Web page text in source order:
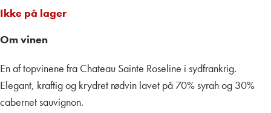
Ikke på lager
Om vinen
En af topvinene fra Chateau Sainte Roseline i sydfrankrig.
Elegant, kraftig og krydret rødvin lavet på 70% syrah og 30%
cabernet sauvignon.